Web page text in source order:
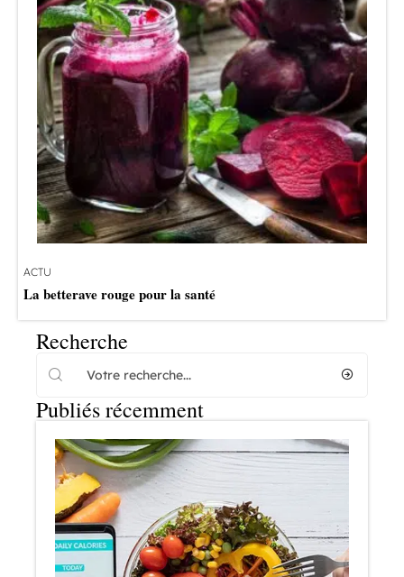
ACTU
La betterave rouge pour la santé
Recherche
Publiés récemment